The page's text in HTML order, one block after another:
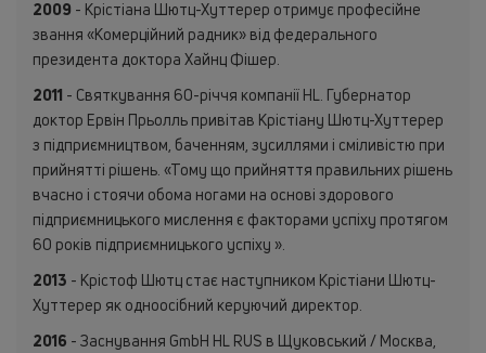
2009 - Крістіана Шютц-Хуттерер отримує професійне
звання «Комерційний радник» від федерального
президента доктора Хайнц Фішер.
2011 - Святкування 60-річчя компанії HL. Губернатор
доктор Ервін Прьолль привітав Крістіану Шютц-Хуттерер
з підприємництвом, баченням, зусиллями і сміливістю при
прийнятті рішень. «Тому що прийняття правильних рішень
вчасно і стоячи обома ногами на основі здорового
підприємницького мислення є факторами успіху протягом
60 років підприємницького успіху ».
2013 - Крістоф Шютц стає наступником Крістіани Шютц-
Хуттерер як одноосібний керуючий директор.
2016 - Заснування GmbH HL RUS в Щуковський / Москва,